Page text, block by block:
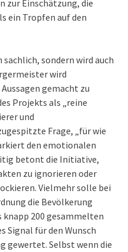
zur Einschätzung, die
ein Tropfen auf den
sondern wird auch
wird
gemacht zu
Projekts als „reine
und
Frage, „für wie
den emotionalen
betont die Initiative,
zu ignorieren oder
Vielmehr solle bei
die Bevölkerung
knapp 200 gesammelten
Signal für den Wunsch
gewertet. Selbst wenn die